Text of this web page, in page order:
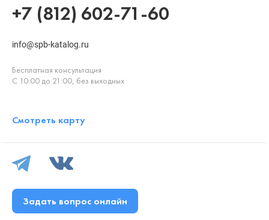
+7 (812) 602-71-60
info@spb-katalog.ru
Бесплатная консультация
С 10:00 до 21:00, без выходных
Смотреть карту
Задать вопрос онлайн